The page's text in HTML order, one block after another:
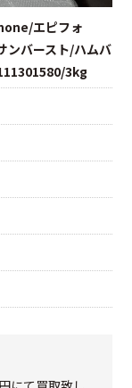
エピフォ
ンバースト/ハムバ
3kg